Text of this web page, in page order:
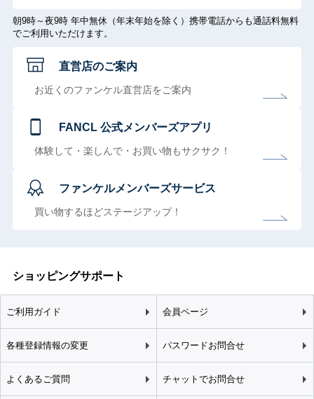
朝9時～夜9時 年中無休（年末年始を除く）携帯電話からも通話料無料
でご利用いただけます。
直営店のご案内
お近くのファンケル直営店をご案内
FANCL 公式メンバーズアプリ
体験して・楽しんで・お買い物もサクサク！
ファンケルメンバーズサービス
買い物するほどステージアップ！
ショッピングサポート
ご利用ガイド 会員ページ
各種登録情報の変更 パスワードお問合せ
よくあるご質問 チャットでお問合せ